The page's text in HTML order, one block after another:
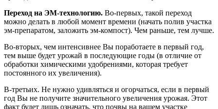
Переход на ЭМ-технологию. Во-первых, такой переход
можно делать в любой момент времени (начать полив участка
эм-препаратом, заложить эм-компост). Чем раньше, тем лучше.
Во-вторых, чем интенсивнее Вы поработаете в первый год,
тем выше будет урожай в последующие годы (в отличие от
обработки химическими удобрениями, которая требует
постоянного их увеличения).
В-третьих. Не нужно удивляться и огорчаться, если в первый
год Вы не получите значительного увеличения урожая. Этот
факт будет лишь означать, что почвы на вашем участке